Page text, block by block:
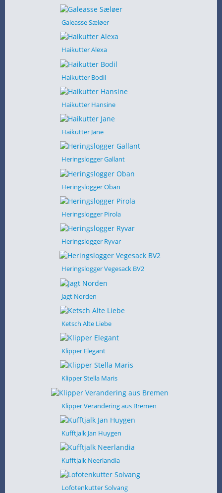
Galeasse Sæløer
Haikutter Alexa
Haikutter Bodil
Haikutter Hansine
Haikutter Jane
Heringslogger Gallant
Heringslogger Oban
Heringslogger Pirola
Heringslogger Ryvar
Heringslogger Vegesack BV2
Jagt Norden
Ketsch Alte Liebe
Klipper Elegant
Klipper Stella Maris
Klipper Verandering aus Bremen
Kufftjalk Jan Huygen
Kufftjalk Neerlandia
Lofotenkutter Solvang